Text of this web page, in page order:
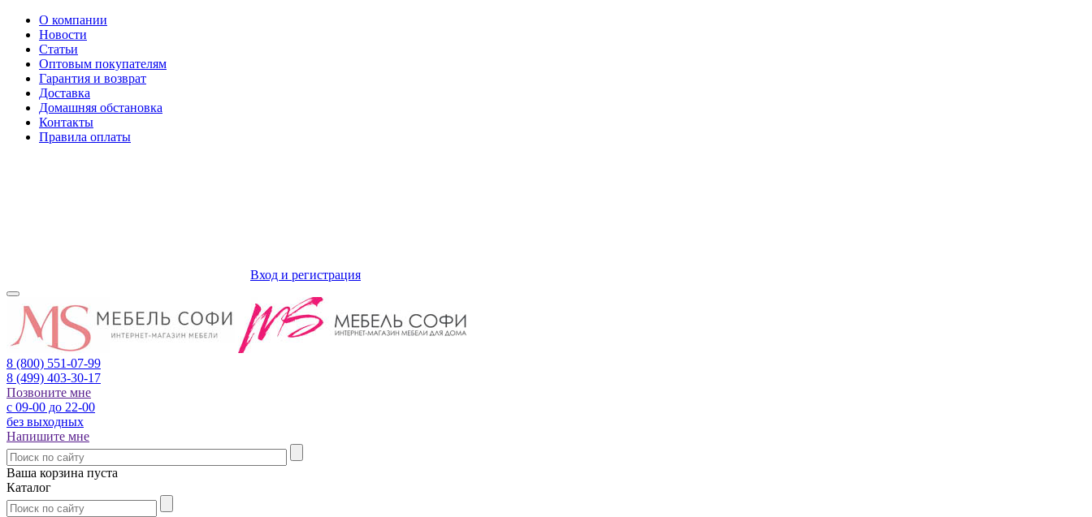
О компании
Новости
Статьи
Оптовым покупателям
Гарантия и возврат
Доставка
Домашняя обстановка
Контакты
Правила оплаты
Вход и регистрация
8 (800) 551-07-99
8 (499) 403-30-17
Позвоните мне
с 09-00 до 22-00
без выходных
Напишите мне
Ваша корзина пуста
Каталог